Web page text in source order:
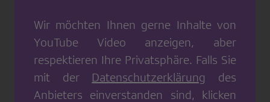
Wir möchten Ihnen gerne Inhalte von
YouTube Video anzeigen, aber
respektieren Ihre Privatsphäre. Falls Sie
mit der Datenschutzerklärung
des
Anbieters einverstanden sind, klicken